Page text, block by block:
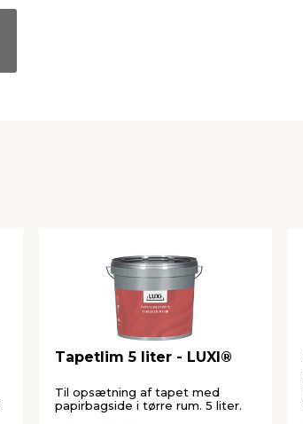
Tapetlim 5 liter - LUXI®
Til opsætning af tapet med
papirbagside i tørre rum. 5 liter.